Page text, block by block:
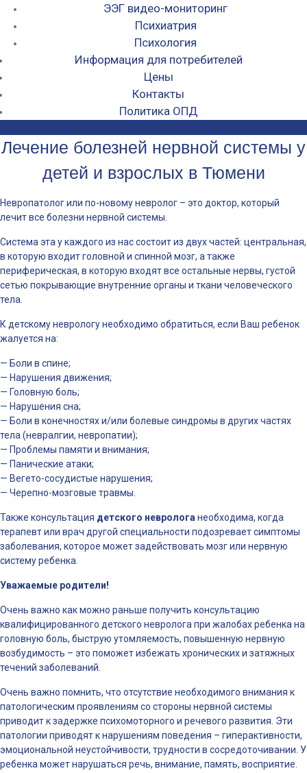
ЭЭГ видео-мониторинг
Психиатрия
Психология
Информация для потребителей
Цены
Контакты
Политика ОПД
Лечение болезней нервной системы у
детей и взрослых в Тюмени
Невропатолог или по-новому невролог – это доктор, который
лечит все болезни нервной системы.
Система эта у каждого из нас состоит из двух частей: центральная,
в которую входит головной и спинной мозг, а также
периферическая, в которую входят все остальные нервы, густой
сетью покрывающие внутренние органы и ткани человеческого
тела.
К детскому неврологу необходимо обратиться, если Ваш ребенок
жалуется на:
— Боли в спине;
— Нарушения движения;
— Головную боль;
— Нарушения сна;
— Боли в конечностях и/или болевые синдромы в других частях
тела (невралгии, невропатии);
— Проблемы памяти и внимания;
— Панические атаки;
— Вегето-сосудистые нарушения;
— Черепно-мозговые травмы.
Также консультация детского невролога необходима, когда
терапевт или врач другой специальности подозревает симптомы
заболевания, которое может задействовать мозг или нервную
систему ребенка.
Уважаемые родители!
Очень важно как можно раньше получить консультацию
квалифицированного детского невролога при жалобах ребенка на
головную боль, быструю утомляемость, повышенную нервную
возбудимость – это поможет избежать хронических и затяжных
течений заболеваний.
Очень важно помнить, что отсутствие необходимого внимания к
патологическим проявлениям со стороны нервной системы
приводит к задержке психомоторного и речевого развития. Эти
патологии приводят к нарушениям поведения – гиперактивности,
эмоциональной неустойчивости, трудности в сосредоточивании. У
ребенка может нарушаться речь, внимание, память, восприятие.